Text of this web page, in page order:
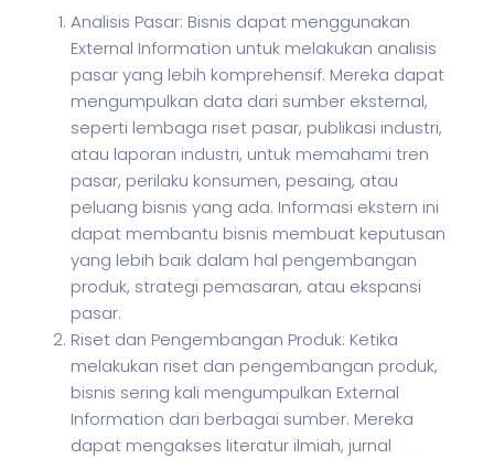
Analisis Pasar: Bisnis dapat menggunakan
External Information untuk melakukan analisis
pasar yang lebih komprehensif. Mereka dapat
mengumpulkan data dari sumber eksternal,
seperti lembaga riset pasar, publikasi industri,
atau laporan industri, untuk memahami tren
pasar, perilaku konsumen, pesaing, atau
peluang bisnis yang ada. Informasi ekstern ini
dapat membantu bisnis membuat keputusan
yang lebih baik dalam hal pengembangan
produk, strategi pemasaran, atau ekspansi
pasar.
Riset dan Pengembangan Produk: Ketika
melakukan riset dan pengembangan produk,
bisnis sering kali mengumpulkan External
Information dari berbagai sumber. Mereka
dapat mengakses literatur ilmiah, jurnal